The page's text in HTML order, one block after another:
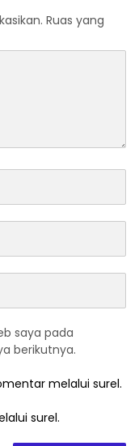
Ruas yang
saya pada
berikutnya.
melalui surel.
surel.